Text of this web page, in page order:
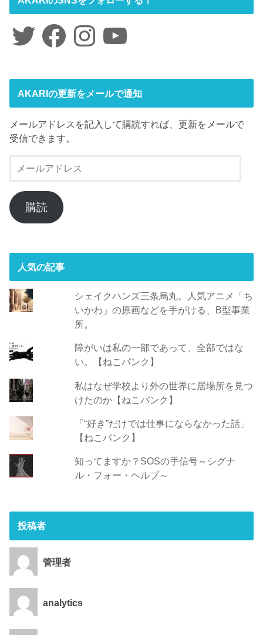
Twitter FacebookInstagramYouTube
AKARIの更新をメールで通知
メールアドレスを記入して購読すれば、更新をメールで
受信できます。
ー
ル
ア
ド
購読
人気の記事
シェイクハンズ三条烏丸。人気アニメ「ち
いかわ」の原画などを手がける、B型事業
所。
障がいは私の一部であって、全部ではな
い。【ねこパンク】
私はなぜ学校より外の世界に居場所を見つ
けたのか【ねこパンク】
「“好き”だけでは仕事にならなかった話」
【ねこパンク】
知ってますか？SOSの手信号～シグナ
ル・フォー・ヘルプ～
投稿者
管理者
analytics